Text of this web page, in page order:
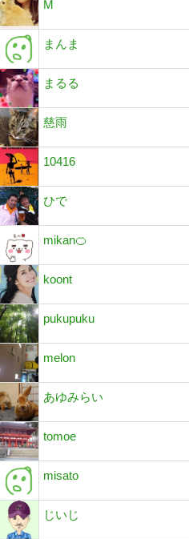
M
まんま
まるる
慈雨
10416
ひで
mikan🍊
koont
pukupuku
melon
あゆみらい
tomoe
misato
じいじ